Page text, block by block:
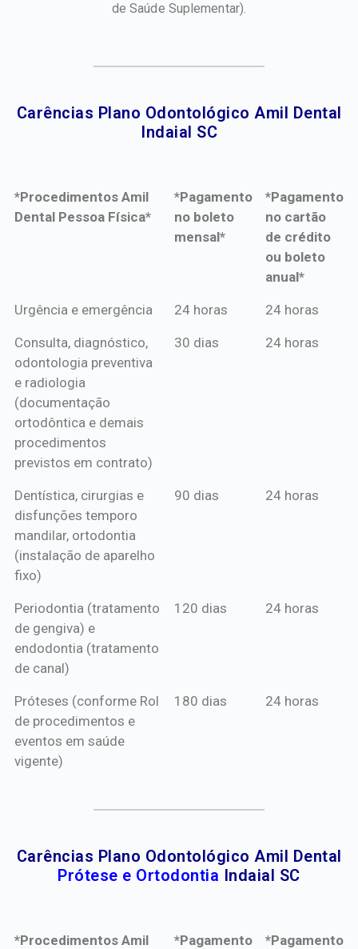
de Saúde Suplementar).
Carências Plano Odontológico Amil Dental
Indaial SC​
*Procedimentos Amil
Dental Pessoa Física*
*Pagamento
no boleto
mensal*
*Pagamento
no cartão
de crédito
ou boleto
anual*
*Procedimentos Amil
*Pagamento
mensal*
*Pagamento
de crédito
Urgência e emergência 24 horas 24 horas
Consulta, diagnóstico,
odontologia preventiva
e radiologia
(documentação
ortodôntica e demais
procedimentos
previstos em contrato)
30 dias 24 horas
Dentística, cirurgias e
disfunções temporo
mandilar, ortodontia
(instalação de aparelho
fixo)
90 dias 24 horas
Periodontia (tratamento
de gengiva) e
endodontia (tratamento
de canal)
120 dias 24 horas
Próteses (conforme Rol
de procedimentos e
eventos em saúde
vigente)
180 dias 24 horas
Carências Plano Odontológico Amil Dental
Prótese e Ortodontia Indaial SC
*Procedimentos Amil
*Pagamento
*Pagamento